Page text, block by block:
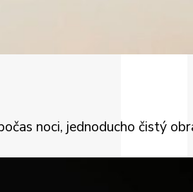
noci, jednoducho čistý